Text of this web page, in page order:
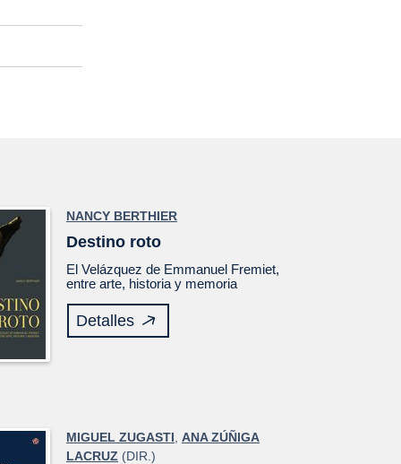
NANCY BERTHIER
Destino roto
El Velázquez de Emmanuel Fremiet,
entre arte, historia y memoria
Detalles
MIGUEL ZUGASTI ANA ZÚÑIGA
LACRUZ (DIR.)